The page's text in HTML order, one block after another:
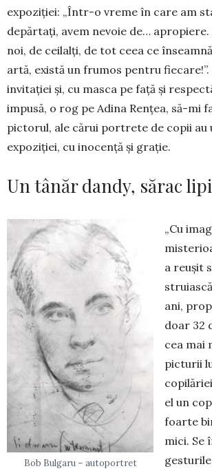
expo­ziției: „Într-o vreme în care am
depărtaţi, avem nevoie de…
noi, de ceilalţi, de tot ceea ce
artă, există un fru­mos pentru fiecare!”.
invitației și, cu masca pe față și
impusă, o rog pe Adina Rențea, să-mi
pictorul, ale cărui portrete de copii au
expoziției, cu inocență și grație.
Un tânăr dandy, sărac
Bob Bulgaru – autoportret
„Cu
a reuşit
ani,
doar 32
cea mai
picturii
el un
foarte
mici. Se